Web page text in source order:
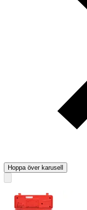
Hoppa över karusell